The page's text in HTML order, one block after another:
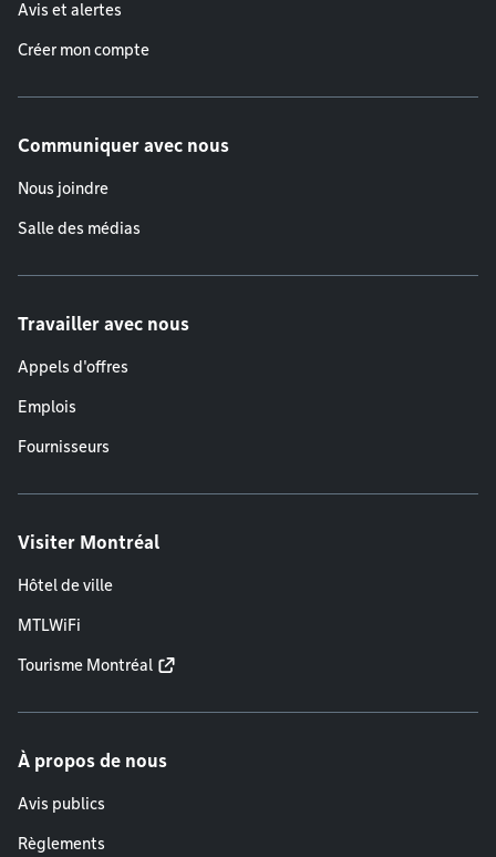
Avis et alertes
Créer mon compte
Communiquer avec nous
Nous joindre
Salle des médias
Travailler avec nous
Appels d'offres
Emplois
Fournisseurs
Visiter Montréal
Hôtel de ville
MTLWiFi
Tourisme Montréal
À propos de nous
Avis publics
Règlements